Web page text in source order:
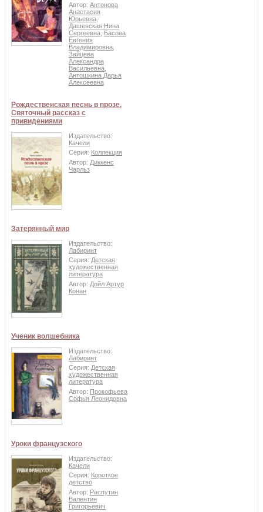
Автор: Антонова
Анастасия
Юрьевна,
Дашевская Нина
Сергеевна, Басова
Евгения
Владимировна,
Зайцева
Александра
Васильевна,
Антошкина Дарья
Алексеевна
Рождественская песнь в прозе.
Святочный рассказ с
привидениями
Издательство:
Качели
Серия: Коллекция
Автор: Диккенс
Чарльз
Затерянный мир
Издательство:
Лабиринт
Серия: Детская
художественная
литература
Автор: Дойл Артур
Конан
Ученик волшебника
Издательство:
Лабиринт
Серия: Детская
художественная
литература
Автор: Прокофьева
Софья Леонидовна
Уроки французского
Издательство:
Качели
Серия: Короткое
детство
Автор: Распутин
Валентин
Григорьевич